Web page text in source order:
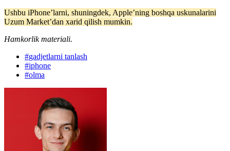
Ushbu iPhone’larni, shuningdek, Apple’ning boshqa uskunalarini
Uzum Market’dan xarid qilish mumkin.
Hamkorlik materiali.
#gadjetlarni tanlash
#iphone
#olma